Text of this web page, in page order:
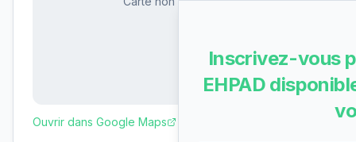
Ouvrir dans Google Maps
Inscrivez-vous
EHPAD